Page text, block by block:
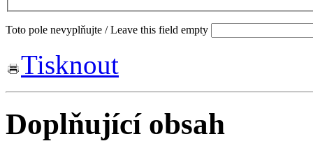
Toto pole nevyplňujte / Leave this field empty
Tisknout
Doplňující obsah